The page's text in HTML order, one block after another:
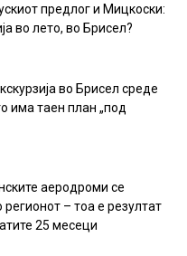
предлог и Мицкоски:
во лето, во Брисел?
во Брисел среде
има таен план „под
аеродроми се
регионот – тоа е резултат
25 месеци